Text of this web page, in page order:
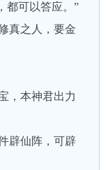
都可以答应。”
真之人，要金
，本神君出力
辟仙阵，可辟